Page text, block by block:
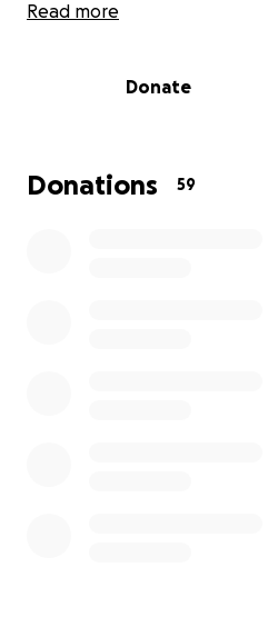
un'incessante lotta. Nel
Read more
Donate
Donations 59